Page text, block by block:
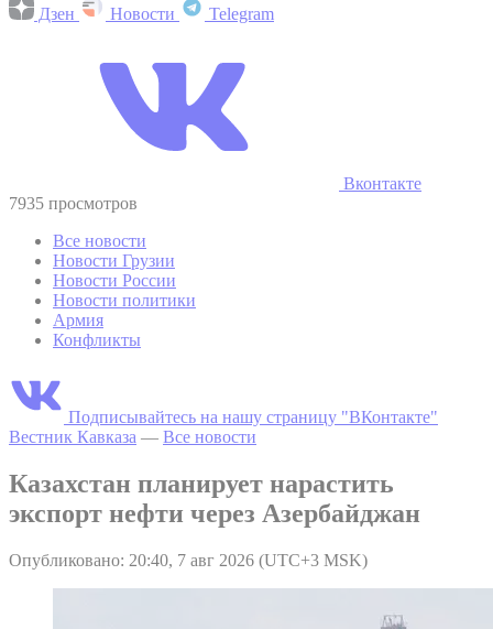
Дзен Новости Telegram
Вконтакте
7935 просмотров
Все новости
Новости Грузии
Новости России
Новости политики
Армия
Конфликты
Подписывайтесь на нашу страницу "ВКонтакте"
Вестник Кавказа — Все новости
Казахстан планирует нарастить
экспорт нефти через Азербайджан
Опубликовано: 20:40, 7 авг 2026 (UTC+3 MSK)